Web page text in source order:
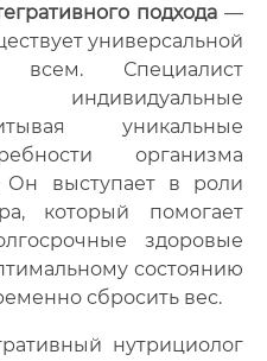
подхода—
универсальной
всем. Специалист
уникальные
организма
Он выступает в роли
который помогает
здоровые
состоянию
сбросить вес.
нутрициолог